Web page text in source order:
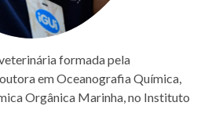
formada pela
em Oceanografia Química,
Orgânica Marinha, no Instituto